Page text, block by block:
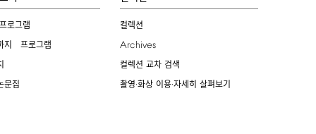
로그램
지 프로그램
문집
컬렉션
Archives
컬렉션 교차 검색
촬영·화상 이용·자세히 살펴보기